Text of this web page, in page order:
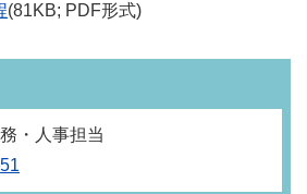
(81KB; PDF形式)
・人事担当